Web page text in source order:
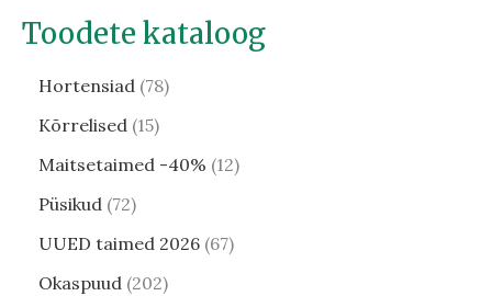
Toodete kataloog
Hortensiad 78
Kõrrelised 15
Maitsetaimed -40% 12
Püsikud 72
UUED taimed 2026 67
Okaspuud 202